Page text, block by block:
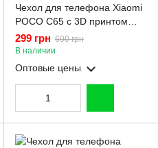
Чехол для телефона Xiaomi
POCO C65 с 3D принтом
лаванда с бабочками с
высокими бортами черный
299 грн 600 грн
В наличии
Оптовые цены